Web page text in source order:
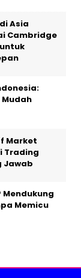
Asia
Cambridge
Mudah
Market
Trading
Jawab
Mendukung
Memicu